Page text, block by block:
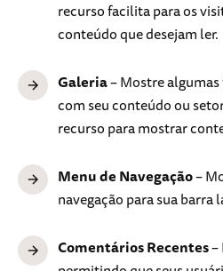
recurso facilita para os
conteúdo que desejam ler.
Galeria– Mostre
com seu conteúdo ou
recurso para mostrar
Menu de Navegação–
navegação para sua barra
Comentários Recentes–